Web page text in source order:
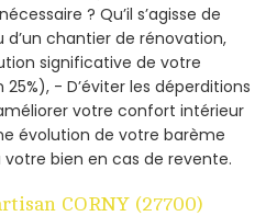
? Qu’il s’agisse de
chantier de rénovation,
significative de votre
- D’éviter les déperditions
votre confort intérieur
évolution de votre barème
bien en cas de revente.
CORNY (27700)